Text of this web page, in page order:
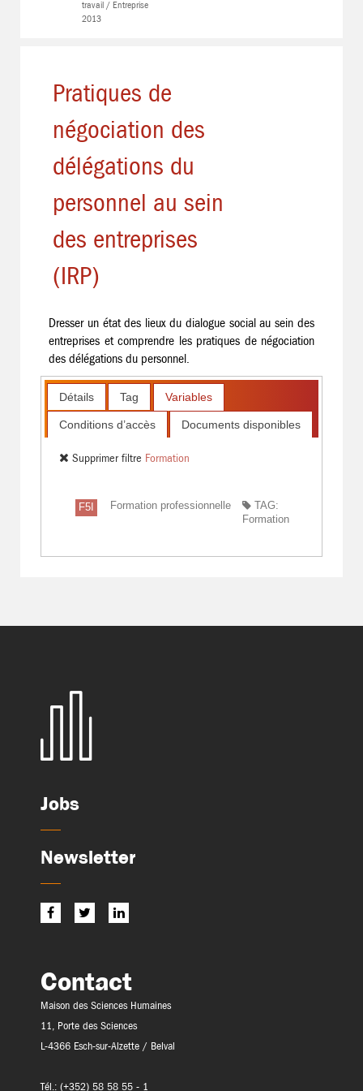
travail / Entreprise
2013
Pratiques de
négociation des
délégations du
personnel au sein
des entreprises
(IRP)
Dresser un état des lieux du dialogue social au sein des
entreprises et comprendre les pratiques de négociation
des délégations du personnel.
Détails Tag Variables
Conditions d’accès Documents disponibles
Supprimer filtre Formation
F5I Formation professionnelle
TAG:
Formation
Jobs
Newsletter
Contact
Maison des Sciences Humaines
11, Porte des Sciences
L-4366 Esch-sur-Alzette / Belval
Tél.: (+352) 58 58 55 - 1